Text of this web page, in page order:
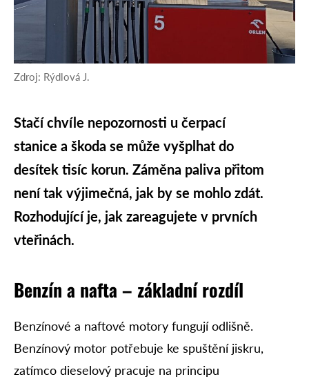
Zdroj: Rýdlová J.
Stačí chvíle nepozornosti u čerpací
stanice a škoda se může vyšplhat do
desítek tisíc korun. Záměna paliva přitom
není tak výjimečná, jak by se mohlo zdát.
Rozhodující je, jak zareagujete v prvních
vteřinách.
Benzín a nafta – základní rozdíl
Benzínové a naftové motory fungují odlišně.
Benzínový motor potřebuje ke spuštění jiskru,
zatímco dieselový pracuje na principu